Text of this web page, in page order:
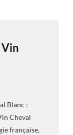
Vin
Blanc :
Cheval
française,